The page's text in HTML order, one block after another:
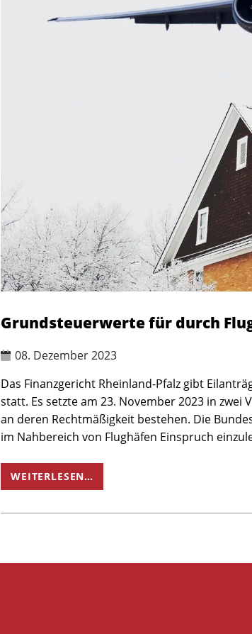
Grundsteuerwerte für durch
08. Dezember 2023
Das Finanzgericht Rheinland-Pfalz gibt
statt. Es setzte am 23. November 2023 in
an deren Rechtmäßigkeit bestehen. Die
im Nahbereich von Flughäfen Einspruch
WEITERLESEN…